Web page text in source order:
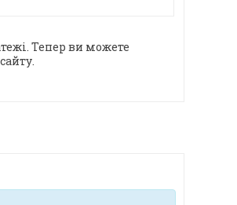
Тепер ви можете